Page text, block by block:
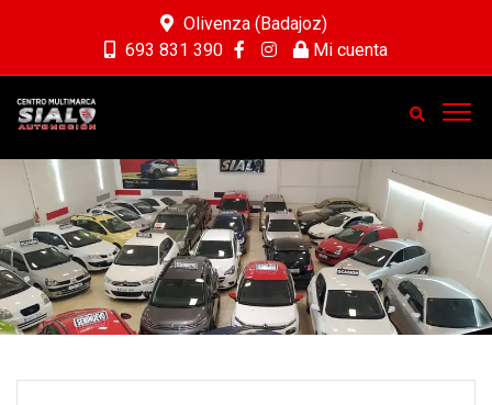
Olivenza (Badajoz)
693 831 390
Mi cuenta